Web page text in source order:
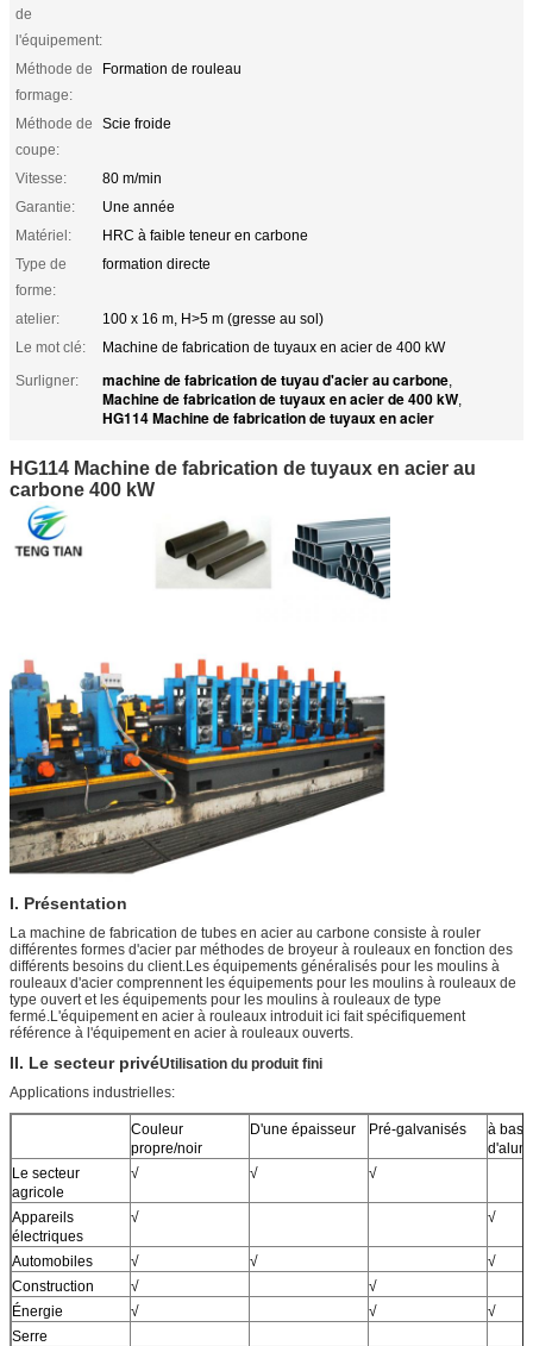
de
l'équipement:
Méthode de
formage:
Formation de rouleau
Méthode de
coupe:
Scie froide
Vitesse:
80 m/min
Garantie:
Une année
Matériel:
HRC à faible teneur en carbone
Type de
forme:
formation directe
atelier:
100 x 16 m, H>5 m (gresse au sol)
Le mot clé:
Machine de fabrication de tuyaux en acier de 400 kW
Surligner:
machine de fabrication de tuyau d'acier au carbone,
Machine de fabrication de tuyaux en acier de 400 kW,
HG114 Machine de fabrication de tuyaux en acier
HG114 Machine de fabrication de tuyaux en acier au
carbone 400 kW
I. Présentation
La machine de fabrication de tubes en acier au carbone consiste à rouler
différentes formes d'acier par méthodes de broyeur à rouleaux en fonction des
différents besoins du client.Les équipements généralisés pour les moulins à
rouleaux d'acier comprennent les équipements pour les moulins à rouleaux de
type ouvert et les équipements pour les moulins à rouleaux de type
fermé.L'équipement en acier à rouleaux introduit ici fait spécifiquement
référence à l'équipement en acier à rouleaux ouverts.
II. Le secteur privéUtilisation du produit fini
Applications industrielles:
Couleur
propre/noir
D'une épaisseur Pré-galvanisés
à base
Le secteur
agricole
√ √ √
Appareils
électriques
√ √
Automobiles √ √
√
Construction
√
√
Énergie
√ √
√
Serre